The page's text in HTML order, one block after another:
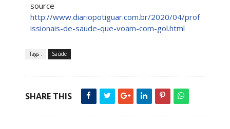
source
http://www.diariopotiguar.com.br/2020/04/prof
issionais-de-saude-que-voam-com-gol.html
Tags : Saúde
SHARE THIS